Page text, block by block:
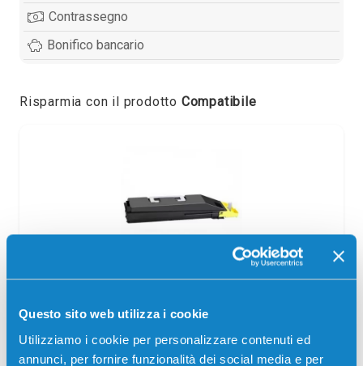
Questo sito web utilizza i cookie
Utilizziamo i cookie per personalizzare contenuti ed
annunci, per fornire funzionalità dei social media e per
Contrassegno
Bonifico bancario
Risparmia con il prodotto Compatibile
CK5512Y GIALLO
Compatibile Giallo